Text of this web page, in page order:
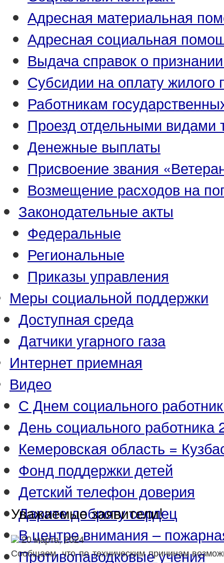
Адресная материальная
Адресная социальная
Выдача справок о
Субсидии на оплату
Работникам
Проезд отдельными видами
Денежные выплаты
Присвоение звания
Возмещение расходов на
Законодательные акты
Федеральные
Региональные
Приказы управления
Меры социальной поддержки
Доступная среда
Датчики угарного газа
Интернет приемная
Видео
С Днем социального
День социального работника
Кемеровская область =
Фонд поддержки детей
Детский телефон доверия
Дарите доброту сердец
В центре внимания –
Противопаводковые учения
Уважаемые заявители!
20 марта, 2024
Сообщаем, что по техническим причинам